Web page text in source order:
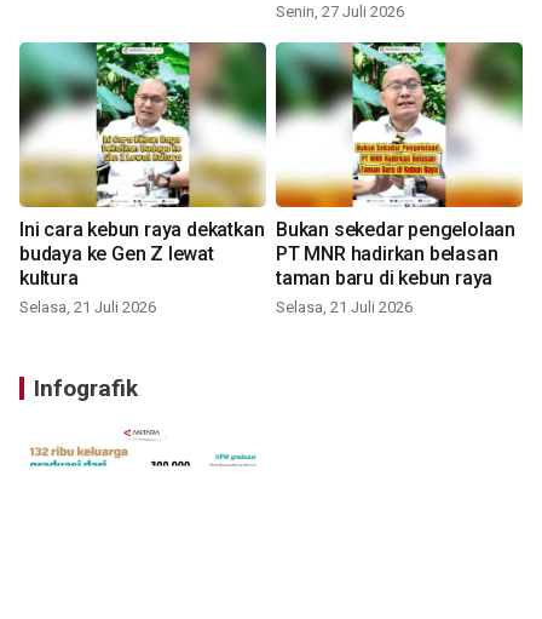
Senin, 27 Juli 2026
Ini cara kebun raya dekatkan
budaya ke Gen Z lewat
kultura
Selasa, 21 Juli 2026
Bukan sekedar pengelolaan
PT MNR hadirkan belasan
taman baru di kebun raya
Selasa, 21 Juli 2026
Infografik